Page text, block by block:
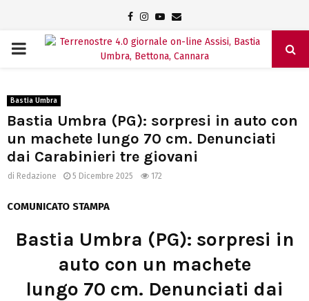
Facebook
Instagram
Youtube
Email
PRIMARY
Bastia Umbra
Bastia Umbra (PG): sorpresi in auto con
un machete lungo 70 cm. Denunciati
dai Carabinieri tre giovani
di Redazione 5 Dicembre 2025 172
COMUNICATO STAMPA
Bastia Umbra (PG): sorpresi in
auto con un machete
lungo 70 cm. Denunciati dai